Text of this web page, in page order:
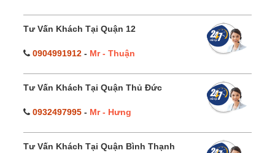
Tư Vấn Khách Tại Quận 12
0904991912 - Mr - Thuận
Tư Vấn Khách Tại Quận Thủ Đức
0932497995 - Mr - Hưng
Tư Vấn Khách Tại Quận Bình Thạnh